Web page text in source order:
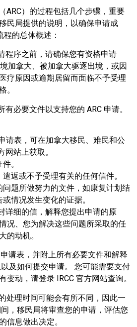
ARC）的过程包括几个步骤，重要
民局提供的说明，以确保申请成
程的总体概述：
程序之前，请确保您有资格申请
加拿大、被加拿大驱逐出境，或因
疗原因或逾期居留而面临不予受理
。
有必要文件以支持您的 ARC 申请。
请表，可在加拿大移民、难民和公
网站上获取。
。
返或不予受理有关的任何信件。
问题所做努力的文件，如康复计划结
情况发生变化的证据。
详细的信，解释您提出申请的原
况、您为解决这些问题所采取的任
的动机。
请表，并附上所有必要文件和解释
及如何提交申请。 您可能需要支付
变动，请登录 IRCC 官方网站查询。
处理时间可能会有所不同，因此一
，移民局将审查您的申请，评估您
信息做出决定。